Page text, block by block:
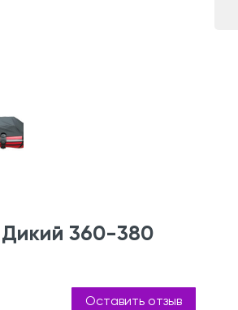
Дикий 360-380
Оставить отзыв